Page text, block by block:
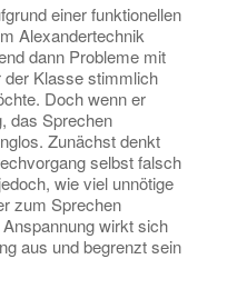
einer funktionellen
Alexandertechnik
dann Probleme mit
Klasse stimmlich
Doch wenn er
das Sprechen
Zunächst denkt
selbst falsch
wie viel unnötige
zum Sprechen
wirkt sich
aus und begrenzt sein